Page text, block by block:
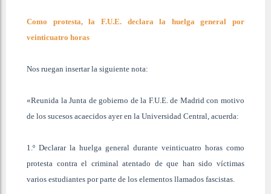
Como protesta, la F.U.E. declara la huelga general por
veinticuatro horas
Nos ruegan insertar la siguiente nota:
«Reunida la Junta de gobierno de la F.U.E. de Madrid con motivo
de los sucesos acaecidos ayer en la Universidad Central, acuerda:
1.º Declarar la huelga general durante veinticuatro horas como
protesta contra el criminal atentado de que han sido víctimas
varios estudiantes por parte de los elementos llamados fascistas.